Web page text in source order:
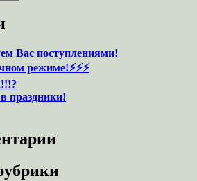
Вас поступлениями!
режиме!⚡️⚡️⚡️
праздники!